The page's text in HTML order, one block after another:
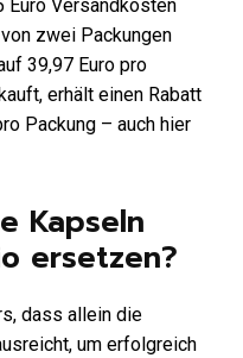
Euro Versandkosten
zwei Packungen
39,97 Euro pro
erhält einen Rabatt
Packung – auch hier
Kapseln
ersetzen?
dass allein die
um erfolgreich